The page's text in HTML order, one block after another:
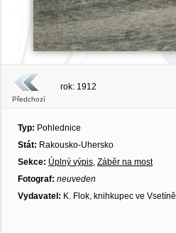
Předchozí
rok: 1912
Typ: Pohlednice
Stát: Rakousko-Uhersko
Sekce: Úplný výpis, Záběr na most
Fotograf: neuveden
Vydavatel: K. Flok, knihkupec ve Vsetíně